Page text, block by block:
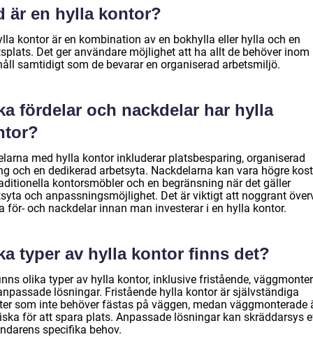
är en hylla kontor?
kontor är en kombination av en bokhylla eller hylla och en
Det ger användare möjlighet att ha allt de behöver inom
samtidigt som de bevarar en organiserad arbetsmiljö.
fördelar och nackdelar har hylla
med hylla kontor inkluderar platsbesparing, organiserad
och en dedikerad arbetsyta. Nackdelarna kan vara högre
kontorsmöbler och en begränsning när det gäller
och anpassningsmöjlighet. Det är viktigt att noggrant
för- och nackdelar innan man investerar i en hylla kontor.
typer av hylla kontor finns det?
olika typer av hylla kontor, inklusive fristående,
lösningar. Fristående hylla kontor är självständiga
som inte behöver fästas på väggen, medan väggmonterade
för att spara plats. Anpassade lösningar kan skräddarsys
specifika behov.